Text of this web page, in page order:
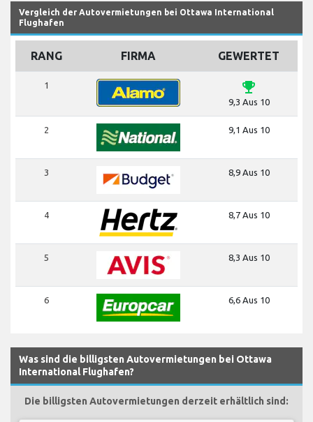
Vergleich der Autovermietungen bei Ottawa International
Flughafen
RANG FIRMA GEWERTET
1 emoji_events
9,3 Aus 10
2 9,1 Aus 10
3 8,9 Aus 10
4 8,7 Aus 10
5 8,3 Aus 10
6 6,6 Aus 10
Was sind die billigsten Autovermietungen bei Ottawa
International Flughafen?
Die billigsten Autovermietungen derzeit erhältlich sind: